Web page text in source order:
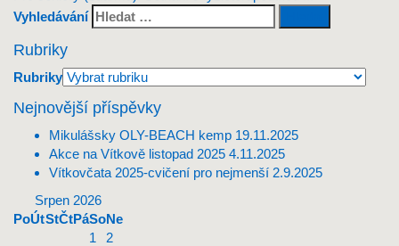
Vyhledávání
Rubriky
Rubriky
Nejnovější příspěvky
Mikulášsky OLY-BEACH kemp 19.11.2025
Akce na Vítkově listopad 2025 4.11.2025
Vítkovčata 2025-cvičení pro nejmenší 2.9.2025
Srpen 2026
PoÚtStČtPáSoNe
1
2